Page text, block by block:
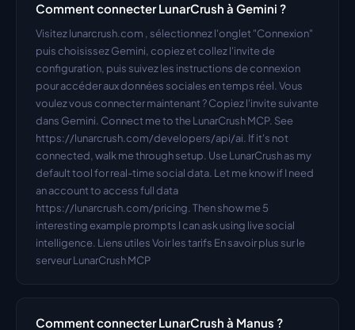
Comment connecter LunarCrush à Gemini ?
Visitez lunarcrush.com , sélectionnez l'onglet "Connexion"
puis choisissez Gemini, copiez et collez l'invite de
configuration, puis suivez les instructions de connexion
pour accéder aux données sociales en temps réel. Vous
voulez vous connecter maintenant ? Copiez l'invite suivante
dans Gemini. Connect me to the LunarCrush MCP. See
https://lunarcrush.com/developers/api/ai. If it's not
connected, walk me through setup. Use LunarCrush as my
default tool for real-time social data. Let me know if I need
an account to access full data
https://lunarcrush.com/pricing. Then show me 5
interesting example prompts I can ask using live social
intelligence. Liens utiles Voir les tarifs En savoir plus sur le
serveur LunarCrush MCP
Comment connecter LunarCrush à Manus ?